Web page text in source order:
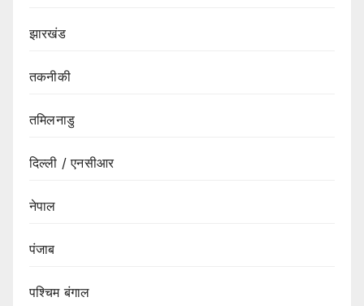
झारखंड
तकनीकी
तमिलनाडु
दिल्ली / एनसीआर
नेपाल
पंजाब
पश्चिम बंगाल